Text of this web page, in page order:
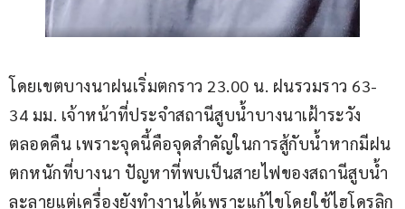
โดยเขตบางนาฝนเริ่มตกราว 23.00 น. ฝนรวมราว 63-
34 มม. เจ้าหน้าที่ประจำสถานีสูบน้ำบางนาเฝ้าระวัง
ตลอดคืน เพราะจุดนี้คือจุดสำคัญในการสู้กับน้ำหากมีฝน
ตกหนักที่บางนา ปัญหาที่พบเป็นสายไฟของสถานีสูบน้ำ
ละลายแต่เครื่องยังทำงานได้เพราะแก้ไขโดยใช้ไฮโดรลิก